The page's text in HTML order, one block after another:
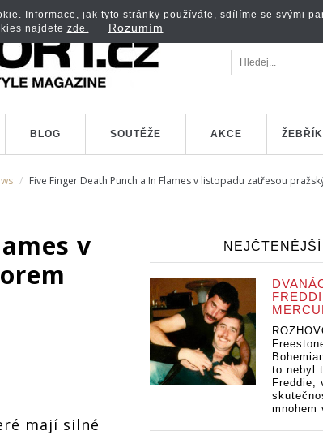
BLOG SOUTĚŽE AKCE ŽEBŘÍK
Five Finger Death Punch a In Flames v listopadu zatřesou
v
mají silné
NEJČTENĚJŠÍ
to nebyl
Freddie,
mnohem
Informace, jak tyto stránky používáte, sdílíme se svými
najdete zde. Rozumím